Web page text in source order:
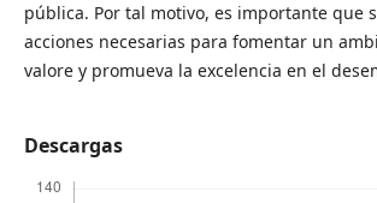
pública. Por tal motivo, es importante que
acciones necesarias para fomentar un
valore y promueva la excelencia en el
Descargas